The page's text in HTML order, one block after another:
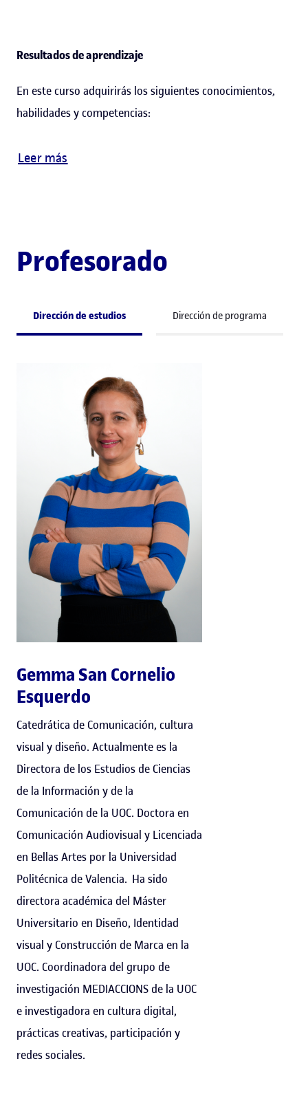
Resultados de aprendizaje
En este curso adquirirás los siguientes conocimientos,
habilidades y competencias:
Leer más
Profesorado
Dirección de estudios Dirección de programa
Gemma San Cornelio
Esquerdo
Catedrática de Comunicación, cultura
visual y diseño. Actualmente es la
Directora de los Estudios de Ciencias
de la Información y de la
Comunicación de la UOC. Doctora en
Comunicación Audiovisual y Licenciada
en Bellas Artes por la Universidad
Politécnica de Valencia. Ha sido
directora académica del Máster
Universitario en Diseño, Identidad
visual y Construcción de Marca en la
UOC. Coordinadora del grupo de
investigación MEDIACCIONS de la UOC
e investigadora en cultura digital,
prácticas creativas, participación y
redes sociales.